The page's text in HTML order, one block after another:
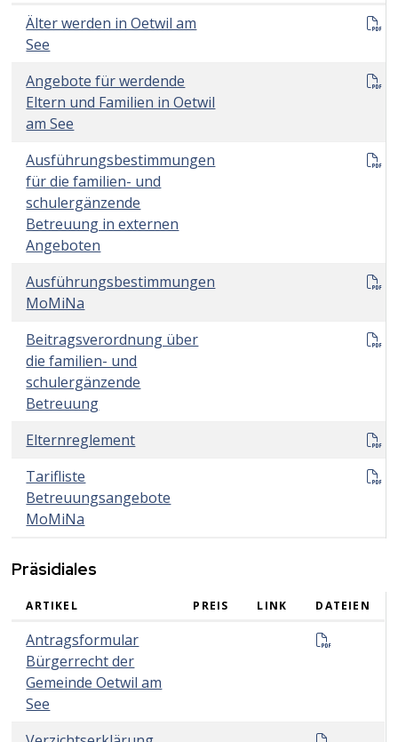
Gesellschaft
Älter werden in Oetwil am
See
Angebote für werdende
Eltern und Familien in Oetwil
am See
Ausführungsbestimmungen
für die familien- und
schulergänzende
Betreuung in externen
Angeboten
Ausführungsbestimmungen
MoMiNa
Beitragsverordnung über
die familien- und
schulergänzende
Betreuung
Elternreglement
Tarifliste
Betreuungsangebote
MoMiNa
Präsidiales
Präsidiales
ARTIKEL PREIS LINK DATEIEN
Antragsformular
Bürgerrecht der
Gemeinde Oetwil am
See